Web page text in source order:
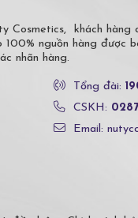
Cosmetics, khách hàng
100% nguồn hàng được
nhãn hàng.
Tổng đài:
CSKH:
Email: